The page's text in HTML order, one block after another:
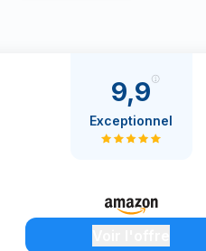
9,9
Exceptionnel